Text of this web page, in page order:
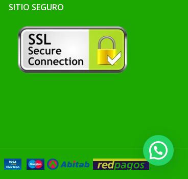
SITIO SEGURO